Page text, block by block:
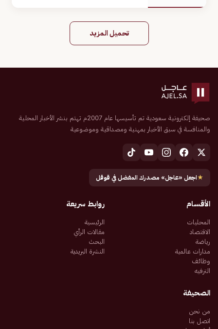
تحميل المزيد
صحيفة إلكترونية سعودية تم تأسيسها عام 2007م تهتم بنشر الأخبار المحلية
والمنافسة في سبق الأخبار بمهنية ومصداقية وموضوعية
★اجعل «عاجل» مصدرك المفضل في قوقل
الأقسام
المحليات
الاقتصاد
رياضة
مدارات عالمية
وظائف
الترفيه
روابط سريعة
الرئيسية
مقالات الرأي
البحث
النشرة البريدية
الصحيفة
من نحن
اتصل بنا